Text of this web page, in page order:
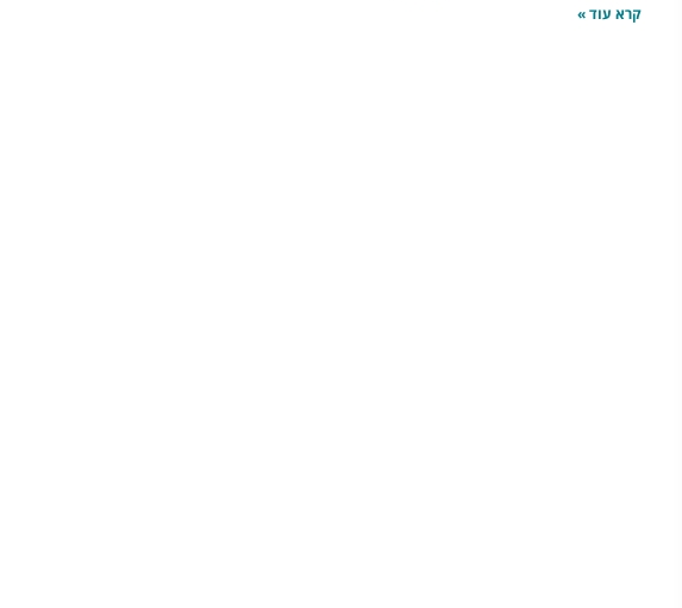
קרא עוד »